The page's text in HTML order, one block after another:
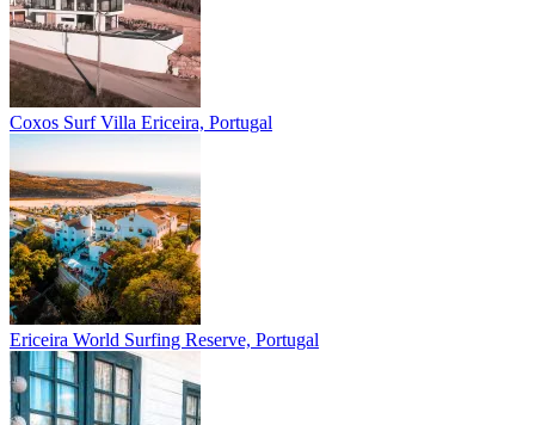
Coxos Surf Villa Ericeira, Portugal
Ericeira World Surfing Reserve, Portugal